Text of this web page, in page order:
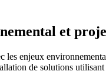
et
enjeux
de solutions